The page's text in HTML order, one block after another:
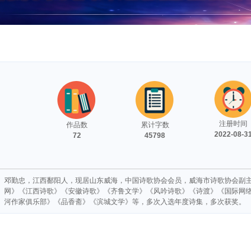
作品数
72
累计字数
45798
注册时间
2022-08-
邓勤忠，江西鄱阳人，现居山东威海，中国诗歌协会会员，威海市诗歌协会
网》《江西诗歌》《安徽诗歌》《齐鲁文学》《风吟诗歌》《诗渡》《国际
河作家俱乐部》《品香斋》《滨城文学》等，多次入选年度诗集，多次获奖。